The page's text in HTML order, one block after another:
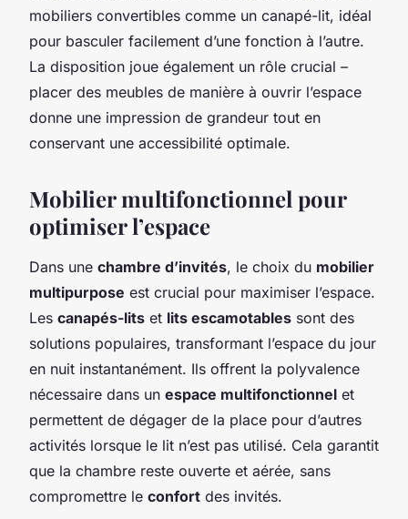
mobiliers convertibles comme un canapé-lit, idéal
pour basculer facilement d’une fonction à l’autre.
La disposition joue également un rôle crucial –
placer des meubles de manière à ouvrir l’espace
donne une impression de grandeur tout en
conservant une accessibilité optimale.
Mobilier multifonctionnel pour
optimiser l’espace
Dans une chambre d’invités, le choix du mobilier
multipurpose est crucial pour maximiser l’espace.
Les canapés-lits et lits escamotables sont des
solutions populaires, transformant l’espace du jour
en nuit instantanément. Ils offrent la polyvalence
nécessaire dans un espace multifonctionnel et
permettent de dégager de la place pour d’autres
activités lorsque le lit n’est pas utilisé. Cela garantit
que la chambre reste ouverte et aérée, sans
compromettre le confort des invités.